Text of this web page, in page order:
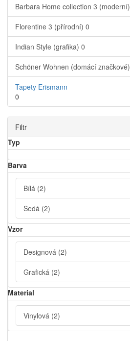
Barbara Home collection 3 (moderní)
Florentine 3 (přírodní) 0
Indian Style (grafika) 0
Schöner Wohnen (domácí značkové)
Tapety Erismann
0
Filtr
Typ
Barva
Bílá (2)
Šedá (2)
Vzor
Designová (2)
Grafická (2)
Material
Vinylová (2)